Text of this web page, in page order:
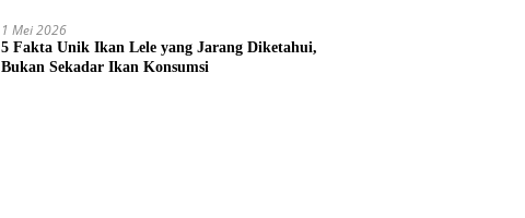
1 Mei 2026
5 Fakta Unik Ikan Lele yang Jarang Diketahui,
Bukan Sekadar Ikan Konsumsi